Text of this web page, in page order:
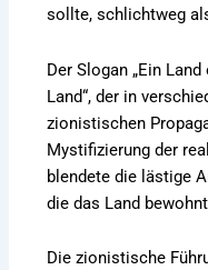
sollte, schlichtweg
Der Slogan „Ein
Land“, der in
zionistischen
Mystifizierung der
blendete die lästige
die das Land
Die zionistische